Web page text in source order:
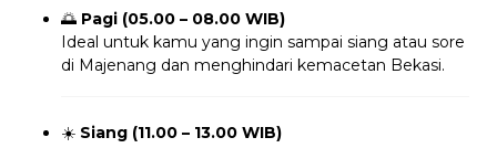
🌅 Pagi (05.00 – 08.00 WIB)
Ideal untuk kamu yang ingin sampai siang atau sore
di Majenang dan menghindari kemacetan Bekasi.
☀️ Siang (11.00 – 13.00 WIB)